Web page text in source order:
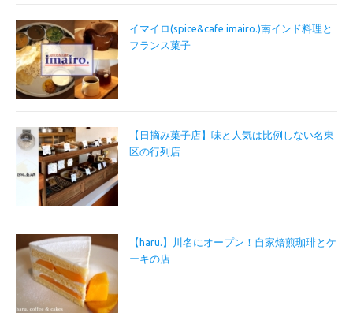
イマイロ(spice&cafe imairo.)南インド料理と
フランス菓子
【日摘み菓子店】味と人気は比例しない名東
区の行列店
【haru.】川名にオープン！自家焙煎珈琲とケ
ーキの店